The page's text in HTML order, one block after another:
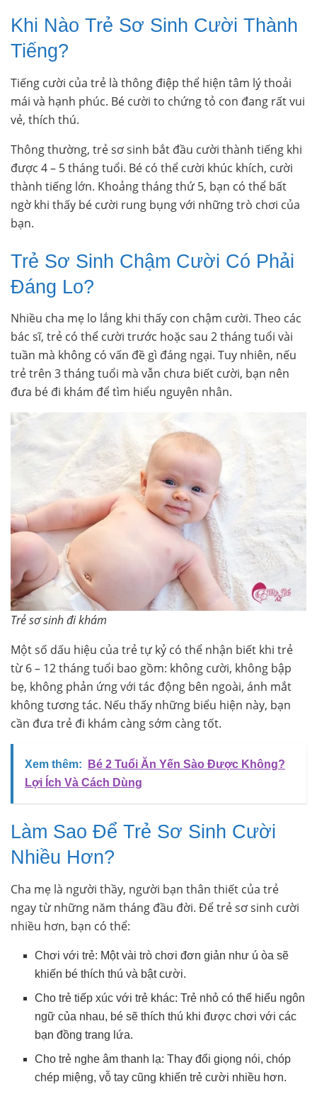
Khi Nào Trẻ Sơ Sinh Cười Thành
Tiếng?
Tiếng cười của trẻ là thông điệp thể hiện tâm lý thoải
mái và hạnh phúc. Bé cười to chứng tỏ con đang rất vui
vẻ, thích thú.
Thông thường, trẻ sơ sinh bắt đầu cười thành tiếng khi
được 4 – 5 tháng tuổi. Bé có thể cười khúc khích, cười
thành tiếng lớn. Khoảng tháng thứ 5, bạn có thể bất
ngờ khi thấy bé cười rung bụng với những trò chơi của
bạn.
Trẻ Sơ Sinh Chậm Cười Có Phải
Đáng Lo?
Nhiều cha mẹ lo lắng khi thấy con chậm cười. Theo các
bác sĩ, trẻ có thể cười trước hoặc sau 2 tháng tuổi vài
tuần mà không có vấn đề gì đáng ngại. Tuy nhiên, nếu
trẻ trên 3 tháng tuổi mà vẫn chưa biết cười, bạn nên
đưa bé đi khám để tìm hiểu nguyên nhân.
Trẻ sơ sinh đi khám
Một số dấu hiệu của trẻ tự kỷ có thể nhận biết khi trẻ
từ 6 – 12 tháng tuổi bao gồm: không cười, không bập
bẹ, không phản ứng với tác động bên ngoài, ánh mắt
không tương tác. Nếu thấy những biểu hiện này, bạn
cần đưa trẻ đi khám càng sớm càng tốt.
Xem thêm:
Bé 2 Tuổi Ăn Yến Sào Được Không?
Lợi Ích Và Cách Dùng
Làm Sao Để Trẻ Sơ Sinh Cười
Nhiều Hơn?
Cha mẹ là người thầy, người bạn thân thiết của trẻ
ngay từ những năm tháng đầu đời. Để trẻ sơ sinh cười
nhiều hơn, bạn có thể:
Chơi với trẻ: Một vài trò chơi đơn giản như ú òa sẽ
khiến bé thích thú và bật cười.
Cho trẻ tiếp xúc với trẻ khác: Trẻ nhỏ có thể hiểu ngôn
ngữ của nhau, bé sẽ thích thú khi được chơi với các
bạn đồng trang lứa.
Cho trẻ nghe âm thanh lạ: Thay đổi giọng nói, chóp
chép miệng, vỗ tay cũng khiến trẻ cười nhiều hơn.